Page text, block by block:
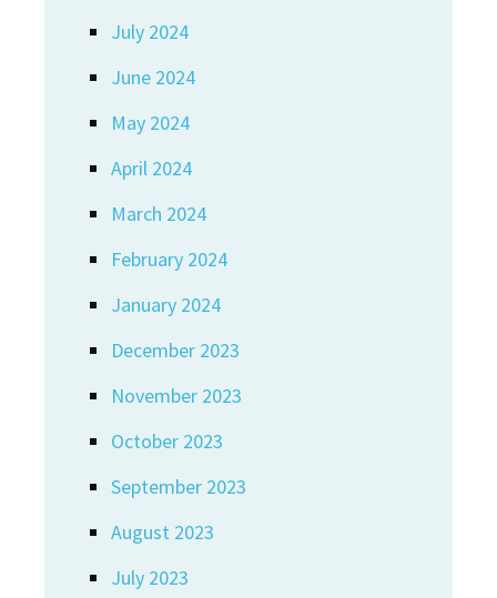
July 2024
June 2024
May 2024
April 2024
March 2024
February 2024
January 2024
December 2023
November 2023
October 2023
September 2023
August 2023
July 2023